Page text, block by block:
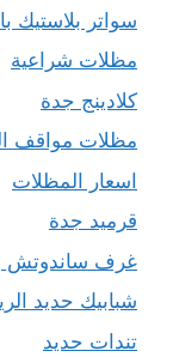
سواتر بلاستيك
مظلات شراعية
كلادينج جدة
مظلات مواقف
اسعار المظلات
قرميد جدة
غرف ساندوتش
شبابيك حديد
تندات حديد